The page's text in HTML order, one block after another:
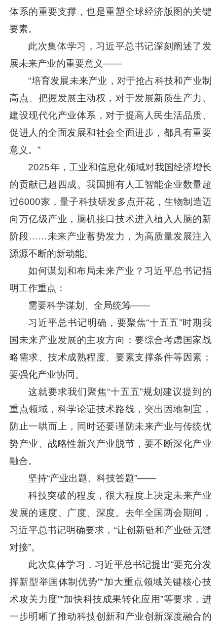
体系的重要支撑，也是重塑全球经济版图的关键
要素。
此次集体学习， 习近平总书记深刻阐述了发
展未来产业的重要意义——
“培育发展未来产业，对于抢占科技和产业制
高点、把握发展主动权，对于发展新质生产力、
建设现代化产业体系，对于提高人民生活品质、
促进人的全面发展和社会全面进步，都具有重要
意义。”
2025年，工业和信息化领域对我国经济增长
的贡献已超四成。我国拥有人工智能企业数量超
过6000家，量子科技研发多点开花，生物制造迈
向万亿级产业，脑机接口技术进入植入人脑的新
阶段……未来产业蓄势发力，为高质量发展注入
源源不断的新动能。
如何谋划和布局未来产业？ 习近平总书记指
明工作重点：
需要科学谋划、全局统筹——
习近平总书记明确，要聚焦“十五五”时期我
国未来产业发展的主攻方向；要综合考虑国家战
略需求、技术成熟程度、要素支撑条件等因素；
要强化产业协同。
这就要求我们聚焦“十五五”规划建议提到的
重点领域，科学论证技术路线，突出因地制宜，
防止一哄而上，同时还要谨防未来产业与传统优
势产业、战略性新兴产业脱节，要不断深化产业
融合。
坚持“产业出题、科技答题”——
科技突破的程度，很大程度上决定未来产业
发展的速度、广度、深度。去年全国两会期间，
习近平总书记明确要求，“让创新链和产业链无缝
对接”。
此次集体学习， 习近平总书记提出“要充分发
挥新型举国体制优势”“加大重点领域关键核心技
术攻关力度”“加快科技成果转化应用”等要求，进
一步明晰了推动科技创新和产业创新深度融合的